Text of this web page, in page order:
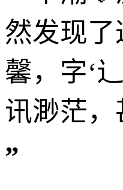
然发现
馨，字‘
讯渺茫
”